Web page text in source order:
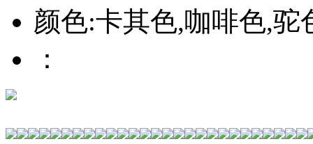
颜色:卡其色,咖啡色,驼
：